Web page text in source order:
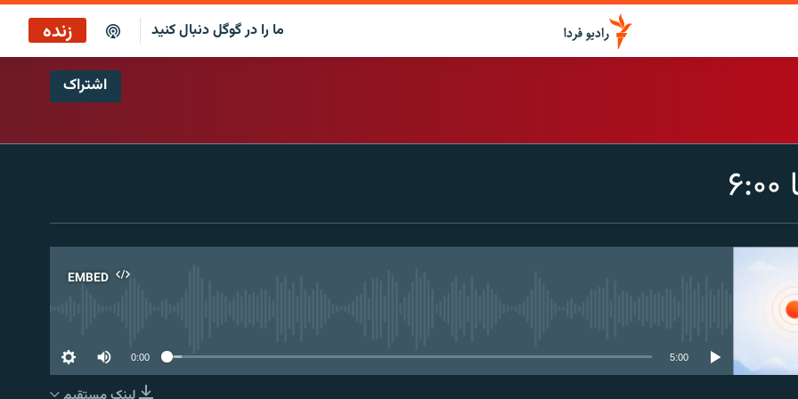
ما را در گوگل دنبال کنید زنده
بازپخش کافه فردا
اشتراک
EMBED
0:00 5:00